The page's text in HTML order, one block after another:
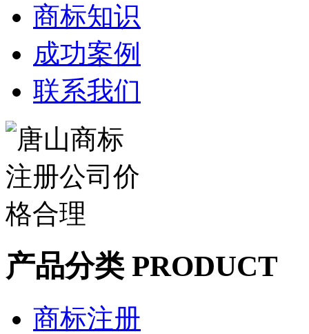
商标知识
成功案例
联系我们
产品分类 PRODUCT
商标注册